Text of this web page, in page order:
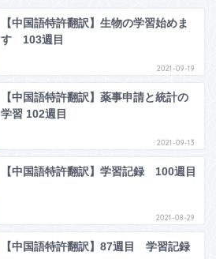
【中国語特許翻訳】生物の学習始めま
す 103週目
2021-09-19
【中国語特許翻訳】薬事申請と統計の
学習 102週目
2021-09-13
【中国語特許翻訳】学習記録 100週目
2021-08-29
【中国語特許翻訳】87週目 学習記録